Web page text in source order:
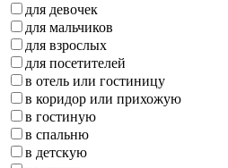
для девочек
для мальчиков
для взрослых
для посетителей
в отель или гостиницу
в коридор или прихожую
в гостиную
в спальню
в детскую